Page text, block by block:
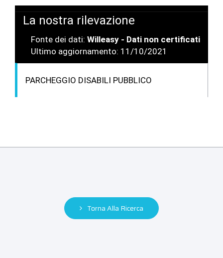
La nostra rilevazione
Fonte dei dati: Willeasy - Dati non certificati
Ultimo aggiornamento: 11/10/2021
PARCHEGGIO DISABILI PUBBLICO
Torna Alla Ricerca